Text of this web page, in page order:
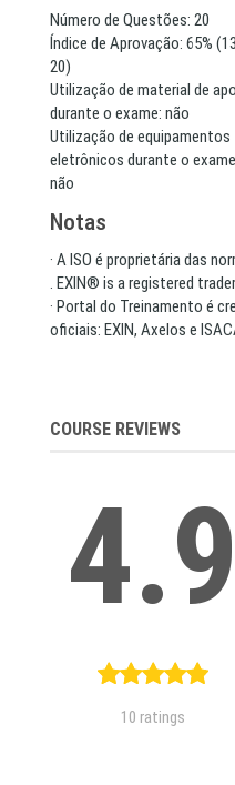
Número de Questões: 20
Índice de Aprovação: 65%
20)
Utilização de material de
durante o exame: não
Utilização de equipamentos
eletrônicos durante o
não
Notas
· A ISO é proprietária das
. EXIN® is a registered
· Portal do Treinamento é
oficiais: EXIN, Axelos e
COURSE REVIEWS
4.9
10 ratings